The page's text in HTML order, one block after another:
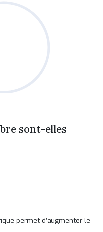
sont-elles
permet d’augmenter le